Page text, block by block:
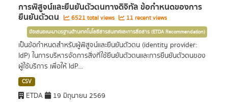
การพิสูจน์และยืนยันตัวตนทางดิจิทัล ข้อกำหนดของการ
ยืนยันตัวตน 6521 total views 11 recent views
ข้อเสนอแนะมาตรฐานด้านเทคโนโลยีสารสนเทศและการสื่อสาร (ETDA Recommendation)
เป็นข้อกำหนดสำหรับผู้พิสูจน์และยืนยันตัวตน (identity provider:
IdP) ในการบริหารจัดการสิ่งที่ใช้ยืนยันตัวตนและการยืนยันตัวตนของ
ผู้ใช้บริการ เพื่อให้ IdP...
CSV
ETDA 19 มิถุนายน 2569